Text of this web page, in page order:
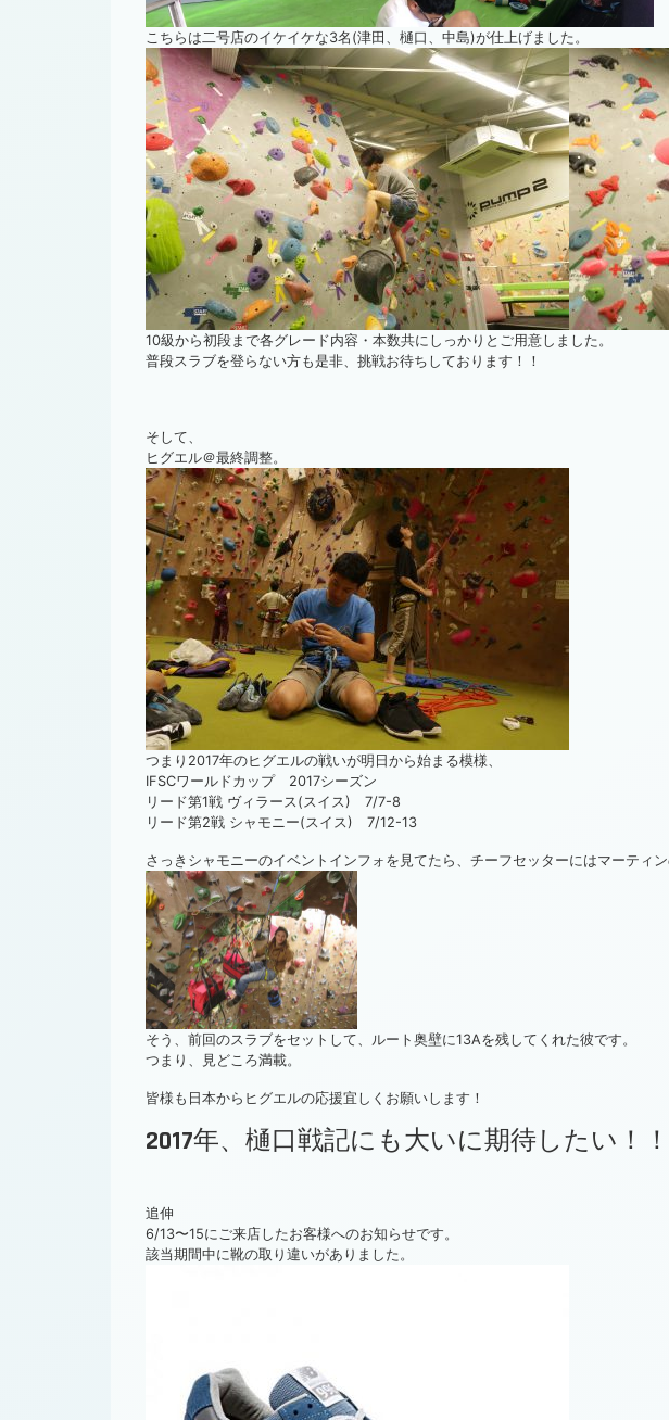
こちらは二号店のイケイケな3名(津田、樋口、中島)が仕上げました。
10級から初段まで各グレード内容・本数共にしっかりとご用意しました。
普段スラブを登らない方も是非、挑戦お待ちしております！！
そして、
ヒグエル＠最終調整。
つまり2017年のヒグエルの戦いが明日から始まる模様、
IFSCワールドカップ 2017シーズン
リード第1戦 ヴィラース(スイス) 7/7-8
リード第2戦 シャモニー(スイス) 7/12-13
さっきシャモニーのイベントインフォを見てたら、チーフセッターにはマーティン
そう、前回のスラブをセットして、ルート奥壁に13Aを残してくれた彼です。
つまり、見どころ満載。
皆様も日本からヒグエルの応援宜しくお願いします！
2017年、樋口戦記にも大いに期待したい！！
追伸
6/13〜15にご来店したお客様へのお知らせです。
該当期間中に靴の取り違いがありました。